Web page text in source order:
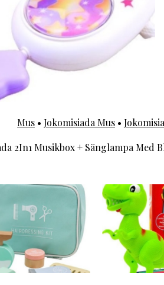
Mus • Jokomisiada Mus •
2In1 Musikbox + Sänglampa Med